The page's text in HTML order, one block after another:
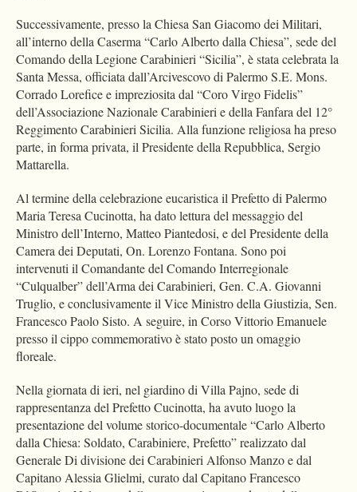
Successivamente, presso la Chiesa San Giacomo dei Militari,
all’interno della Caserma “Carlo Alberto dalla Chiesa”, sede del
Comando della Legione Carabinieri “Sicilia”, è stata celebrata la
Santa Messa, officiata dall’Arcivescovo di Palermo S.E. Mons.
Corrado Lorefice e impreziosita dal “Coro Virgo Fidelis”
dell’Associazione Nazionale Carabinieri e della Fanfara del 12°
Reggimento Carabinieri Sicilia. Alla funzione religiosa ha preso
parte, in forma privata, il Presidente della Repubblica, Sergio
Mattarella.
Al termine della celebrazione eucaristica il Prefetto di Palermo
Maria Teresa Cucinotta, ha dato lettura del messaggio del
Ministro dell’Interno, Matteo Piantedosi, e del Presidente della
Camera dei Deputati, On. Lorenzo Fontana. Sono poi
intervenuti il Comandante del Comando Interregionale
“Culqualber” dell’Arma dei Carabinieri, Gen. C.A. Giovanni
Truglio, e conclusivamente il Vice Ministro della Giustizia, Sen.
Francesco Paolo Sisto. A seguire, in Corso Vittorio Emanuele
presso il cippo commemorativo è stato posto un omaggio
floreale.
Nella giornata di ieri, nel giardino di Villa Pajno, sede di
rappresentanza del Prefetto Cucinotta, ha avuto luogo la
presentazione del volume storico-documentale “Carlo Alberto
dalla Chiesa: Soldato, Carabiniere, Prefetto” realizzato dal
Generale Di divisione dei Carabinieri Alfonso Manzo e dal
Capitano Alessia Glielmi, curato dal Capitano Francesco